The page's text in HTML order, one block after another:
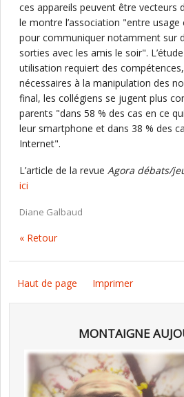
ces appareils peuvent être vecteurs
le montre l’association "entre
pour communiquer notamment sur
sorties avec les amis le soir".
utilisation requiert des
nécessaires à la manipulation des
final, les collégiens se jugent plus
parents "dans 58 % des cas en ce
leur smartphone et dans 38 % des
Internet".
L’article de la revue Agora débats/
ici
Diane Galbaud
« Retour
Haut de page Imprimer
MONTAIGNE